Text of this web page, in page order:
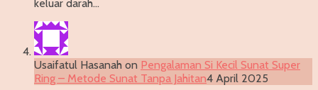
keluar darah…
Usaifatul Hasanah on Pengalaman Si Kecil Sunat Super
Ring – Metode Sunat Tanpa Jahitan4 April 2025